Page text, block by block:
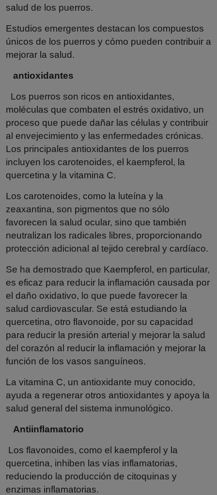
salud de los puerros.
Estudios emergentes destacan los compuestos
únicos de los puerros y cómo pueden contribuir a
mejorar la salud.
antioxidantes
Los puerros son ricos en antioxidantes,
moléculas que combaten el estrés oxidativo, un
proceso que puede dañar las células y contribuir
al envejecimiento y las enfermedades crónicas.
Los principales antioxidantes de los puerros
incluyen los carotenoides, el kaempferol, la
quercetina y la vitamina C.
Los carotenoides, como la luteína y la
zeaxantina, son pigmentos que no sólo
favorecen la salud ocular, sino que también
neutralizan los radicales libres, proporcionando
protección adicional al tejido cerebral y cardíaco.
Se ha demostrado que Kaempferol, en particular,
es eficaz para reducir la inflamación causada por
el daño oxidativo, lo que puede favorecer la
salud cardiovascular. Se está estudiando la
quercetina, otro flavonoide, por su capacidad
para reducir la presión arterial y mejorar la salud
del corazón al reducir la inflamación y mejorar la
función de los vasos sanguíneos.
La vitamina C, un antioxidante muy conocido,
ayuda a regenerar otros antioxidantes y apoya la
salud general del sistema inmunológico.
Antiinflamatorio
Los flavonoides, como el kaempferol y la
quercetina, inhiben las vías inflamatorias,
reduciendo la producción de citoquinas y
enzimas inflamatorias.